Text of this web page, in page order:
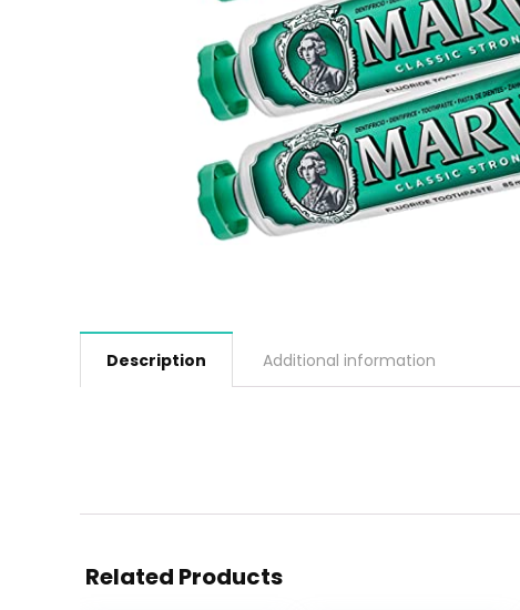
Description Additional information
Related Products